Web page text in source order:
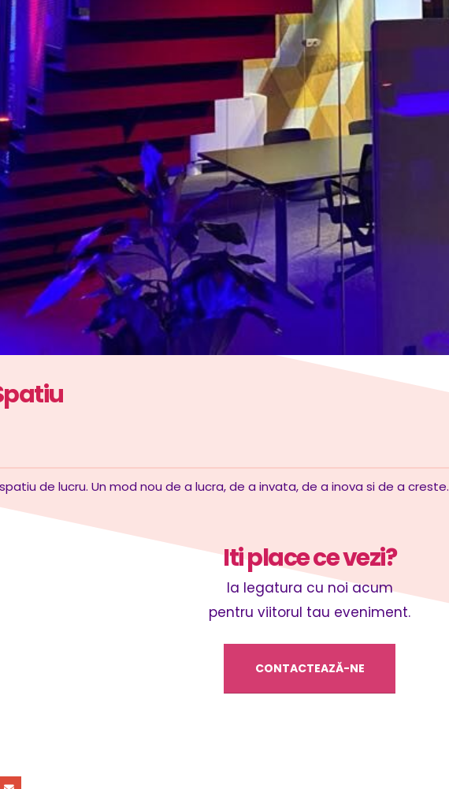
de lucru. Un mod nou de a lucra, de a invata, de a inova si de a creste.
Itiplacecevezi?
Ia legatura cu noi acum
pentru viitorul tau eveniment.
CONTACTEAZĂ-NE